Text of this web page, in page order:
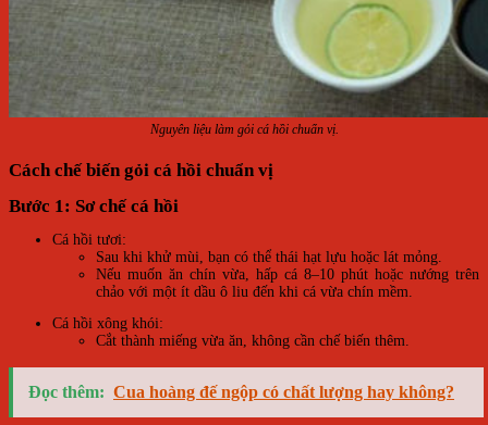
Nguyên liệu làm gỏi cá hồi chuẩn vị.
Cách chế biến gỏi cá hồi chuẩn vị
Bước 1: Sơ chế cá hồi
Cá hồi tươi:
Sau khi khử mùi, bạn có thể thái hạt lựu hoặc lát mỏng.
Nếu muốn ăn chín vừa, hấp cá 8–10 phút hoặc nướng trên
chảo với một ít dầu ô liu đến khi cá vừa chín mềm.
Cá hồi xông khói:
Cắt thành miếng vừa ăn, không cần chế biến thêm.
Đọc thêm: Cua hoàng đế ngộp có chất lượng hay không?